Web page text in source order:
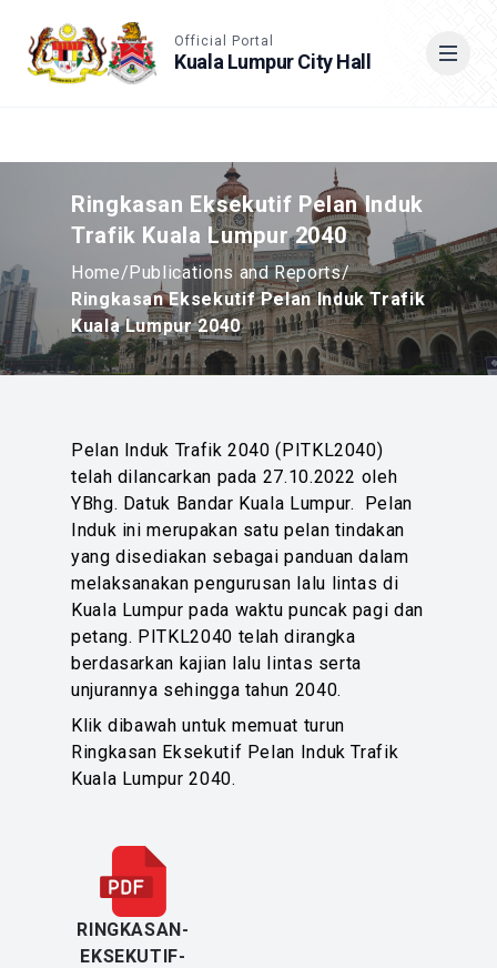
Official Portal
Kuala Lumpur City Hall
Ringkasan Eksekutif Pelan Induk
Trafik Kuala Lumpur 2040
Home/Publications and Reports/
Ringkasan Eksekutif Pelan Induk Trafik
Kuala Lumpur 2040
Pelan Induk Trafik 2040 (PITKL2040)
telah dilancarkan pada 27.10.2022 oleh
YBhg. Datuk Bandar Kuala Lumpur. Pelan
Induk ini merupakan satu pelan tindakan
yang disediakan sebagai panduan dalam
melaksanakan pengurusan lalu lintas di
Kuala Lumpur pada waktu puncak pagi dan
petang. PITKL2040 telah dirangka
berdasarkan kajian lalu lintas serta
unjurannya sehingga tahun 2040.
Klik dibawah untuk memuat turun
Ringkasan Eksekutif Pelan Induk Trafik
Kuala Lumpur 2040.
RINGKASAN-
EKSEKUTIF-